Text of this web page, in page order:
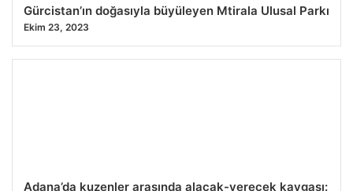
Gürcistan’ın doğasıyla büyüleyen Mtirala Ulusal Parkı
Ekim 23, 2023
Adana’da kuzenler arasında alacak-verecek kavgası: